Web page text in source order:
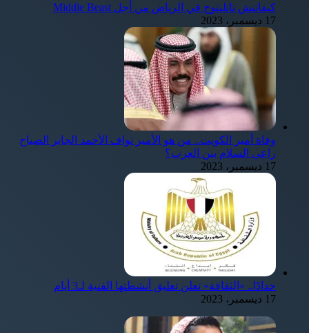
كيفانتش تاتليتوج في الرياض من أجل Middle Beast
17 ديسمبر، 2023
وفاة أمير الكويت.. من هو الأمير نواف الأحمد الجابر الصباح
راعي السلام بين العرب؟
17 ديسمبر، 2023
حدادًا.. «الثقافة» تعلن تعليق أنشطتها الفنية لـ3 أيام
17 ديسمبر، 2023